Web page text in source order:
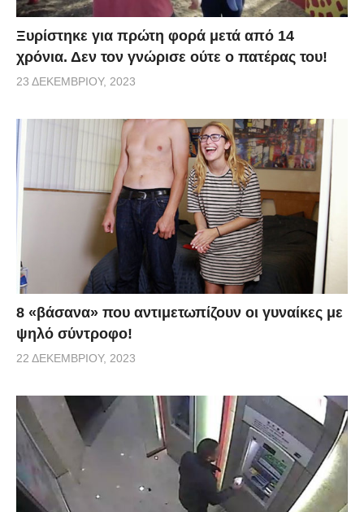
Ξυρίστηκε για πρώτη φορά μετά από 14
χρόνια. Δεν τον γνώρισε ούτε ο πατέρας του!
23 ΔΕΚΕΜΒΡΊΟΥ, 2023
8 «βάσανα» που αντιμετωπίζουν οι γυναίκες με
ψηλό σύντροφο!
22 ΔΕΚΕΜΒΡΊΟΥ, 2023